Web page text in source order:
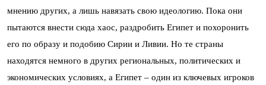
мнению других, а лишь навязать свою идеологию. Пока они
пытаются внести сюда хаос, раздробить Египет и похоронить
его по образу и подобию Сирии и Ливии. Но те страны
находятся немного в других региональных, политических и
экономических условиях, а Египет – один из ключевых игроков